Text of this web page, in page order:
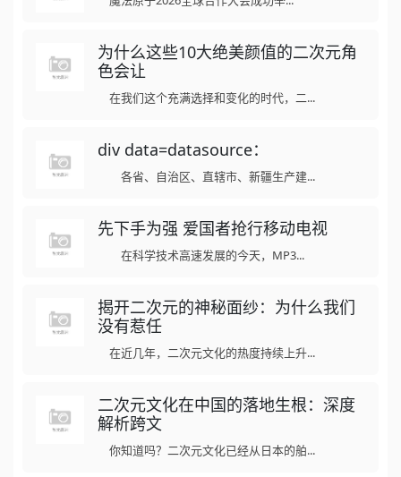
为什么这些10大绝美颜值的二次元角
色会让
在我们这个充满选择和变化的时代，二...
div data=datasource：
各省、自治区、直辖市、新疆生产建...
先下手为强 爱国者抢行移动电视
在科学技术高速发展的今天，MP3...
揭开二次元的神秘面纱：为什么我们
没有惹任
在近几年，二次元文化的热度持续上升...
二次元文化在中国的落地生根：深度
解析跨文
你知道吗？二次元文化已经从日本的舶...